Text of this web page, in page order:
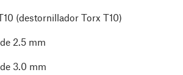
(destornillador Torx T10)
2.5 mm
3.0 mm